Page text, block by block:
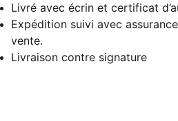
Livré avec écrin et certificat
Expédition suivi avec
vente.
Livraison contre signature